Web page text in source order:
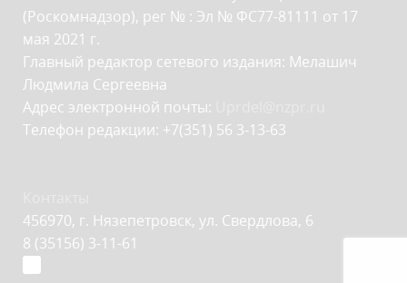
(Роскомнадзор), рег № : Эл № ФС77-81111 от 17
мая 2021 г.
Главный редактор сетевого издания: Мелашич
Людмила Сергеевна
Адрес электронной почты:
Телефон редакции: +7(351) 56 3-13-63
456970, г. Нязепетровск, ул. Свердлова, 6
8 (35156) 3-11-61